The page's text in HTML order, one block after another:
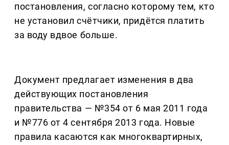
постановления, согласно которому тем, кто
не установил счётчики, придётся платить
за воду вдвое больше.
Документ предлагает изменения в два
действующих постановления
правительства — №354 от 6 мая 2011 года
и №776 от 4 сентября 2013 года. Новые
правила касаются как многоквартирных,